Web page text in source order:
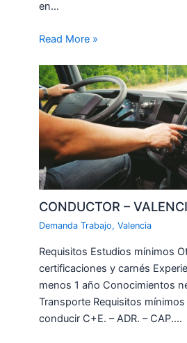
en…
Read More »
CONDUCTOR –
Demanda Trabajo,Valencia
Requisitos Estudios mínimos
certificaciones y carnés
menos 1 año Conocimientos
Transporte Requisitos
conducir C+E. – ADR. – CAP.…